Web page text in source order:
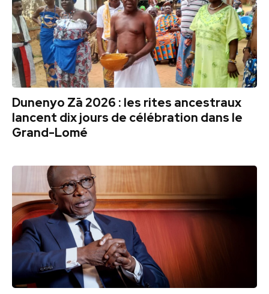
Dunenyo Zā 2026 : les rites ancestraux
lancent dix jours de célébration dans le
Grand-Lomé